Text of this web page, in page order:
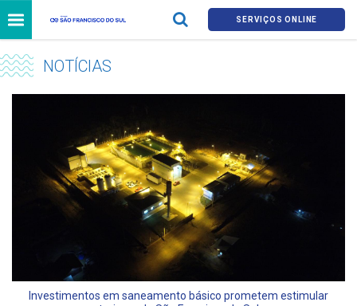
SERVIÇOS ONLINE
NOTÍCIAS
Investimentos em saneamento básico prometem estimular